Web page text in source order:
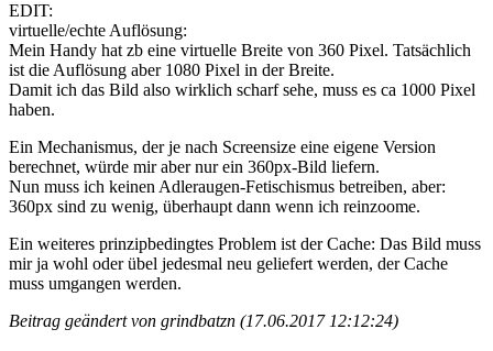
EDIT:
virtuelle/echte Auflösung:
Mein Handy hat zb eine virtuelle Breite von 360 Pixel. Tatsächlich
ist die Auflösung aber 1080 Pixel in der Breite.
Damit ich das Bild also wirklich scharf sehe, muss es ca 1000 Pixel
haben.
Ein Mechanismus, der je nach Screensize eine eigene Version
berechnet, würde mir aber nur ein 360px-Bild liefern.
Nun muss ich keinen Adleraugen-Fetischismus betreiben, aber:
360px sind zu wenig, überhaupt dann wenn ich reinzoome.
Ein weiteres prinzipbedingtes Problem ist der Cache: Das Bild muss
mir ja wohl oder übel jedesmal neu geliefert werden, der Cache
muss umgangen werden.
Beitrag geändert von grindbatzn (17.06.2017 12:12:24)